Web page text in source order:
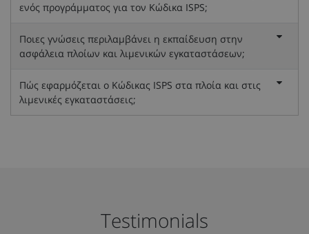
ενός προγράμματος για τον Κώδικα ISPS;
Ποιες γνώσεις περιλαμβάνει η εκπαίδευση στην
ασφάλεια πλοίων και λιμενικών εγκαταστάσεων;
Πώς εφαρμόζεται ο Κώδικας ISPS στα πλοία και στις
λιμενικές εγκαταστάσεις;
Testimonials